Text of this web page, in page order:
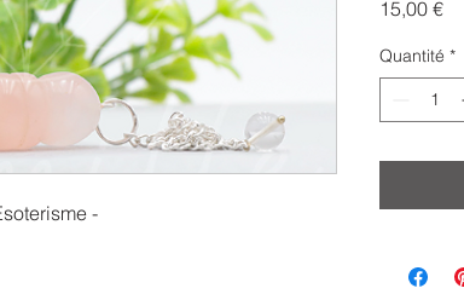
-
15,00 €Prix
Quantité *